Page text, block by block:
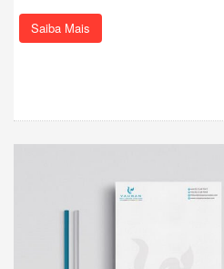
Saiba Mais